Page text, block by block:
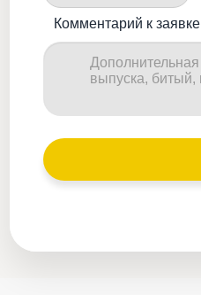
Комментарий к заявке